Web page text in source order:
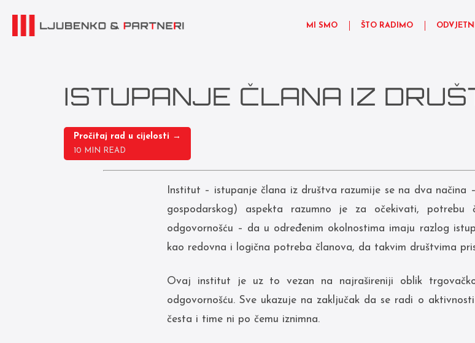
MI SMO ŠTO RADIMO
ISTUPANJE ČLANA IZ
Pročitaj rad u cijelosti →
10 MIN READ
Institut – istupanje člana iz društva razumije se na dva načina
gospodarskog) aspekta razumno je za očekivati, potrebu
odgovornošću – da u određenim okolnostima imaju razlog
kao redovna i logična potreba članova, da takvim društvima
Ovaj institut je uz to vezan na najrašireniji oblik
odgovornošću. Sve ukazuje na zaključak da se radi o
česta i time ni po čemu iznimna.